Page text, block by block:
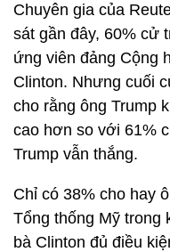
Chuyên gia của
sát gần đây, 60% cử
ứng viên đảng Cộng
Clinton. Nhưng cuối
cho rằng ông Trump
cao hơn so với 61%
Trump vẫn thắng.
Chỉ có 38% cho hay
Tổng thống Mỹ trong
bà Clinton đủ điều